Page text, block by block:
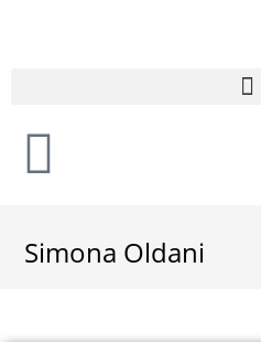
Simona Oldani